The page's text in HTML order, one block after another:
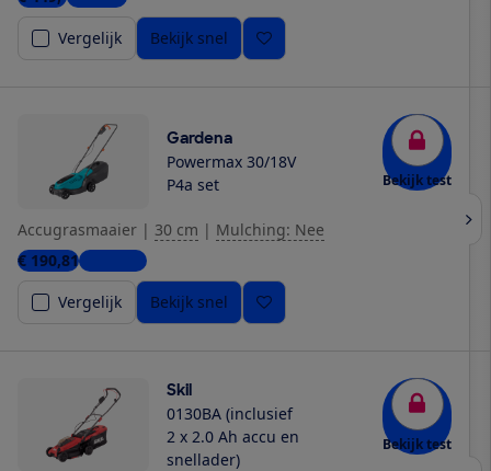
Vergelijk
Bekijk snel
Gardena
Powermax 30/18V
P4a set
Bekijk test
Accugrasmaaier | 30 cm | Mulching: Nee
€ 190,814 winkels
Vergelijk
Bekijk snel
Skil
0130BA (inclusief
2 x 2.0 Ah accu en
snellader)
Bekijk test